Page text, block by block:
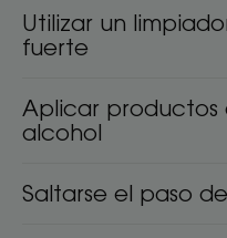
Utilizar un
fuerte
Aplicar
alcohol
Saltarse el paso